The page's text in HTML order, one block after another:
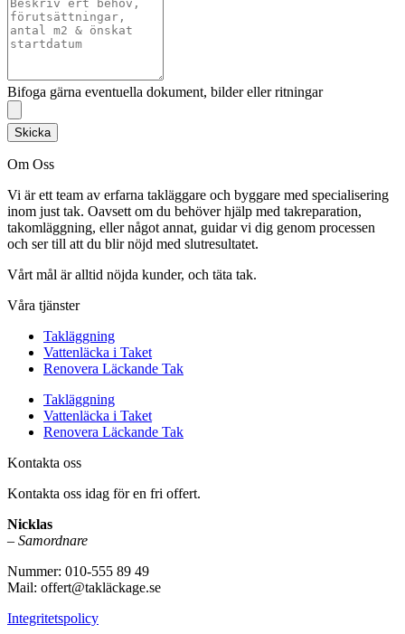
Bifoga gärna eventuella dokument, bilder eller ritningar
Skicka
Om Oss
Vi är ett team av erfarna takläggare och byggare med specialisering
inom just tak. Oavsett om du behöver hjälp med takreparation,
takomläggning, eller något annat, guidar vi dig genom processen
och ser till att du blir nöjd med slutresultatet.
Vårt mål är alltid nöjda kunder, och täta tak.
Våra tjänster
Takläggning
Vattenläcka i Taket
Renovera Läckande Tak
Takläggning
Vattenläcka i Taket
Renovera Läckande Tak
Kontakta oss
Kontakta oss idag för en fri offert.
Nicklas
– Samordnare
Nummer: 010-555 89 49
Mail: offert@takläckage.se
Integritetspolicy